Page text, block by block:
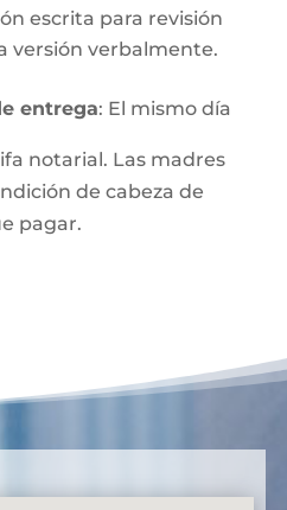
escrita para revisión
versión verbalmente.
entrega: El mismo día
notarial. Las madres
de cabeza de
pagar.